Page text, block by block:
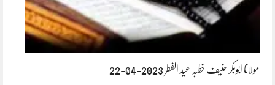
مولانا ابوبکر حنیف خطبہ عید الفطر 2023-04-22